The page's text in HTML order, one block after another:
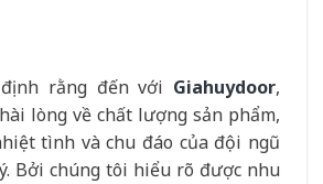
rằng đến với Giahuydoor,
lòng về chất lượng sản phẩm,
tình và chu đáo của đội ngũ
Bởi chúng tôi hiểu rõ được nhu